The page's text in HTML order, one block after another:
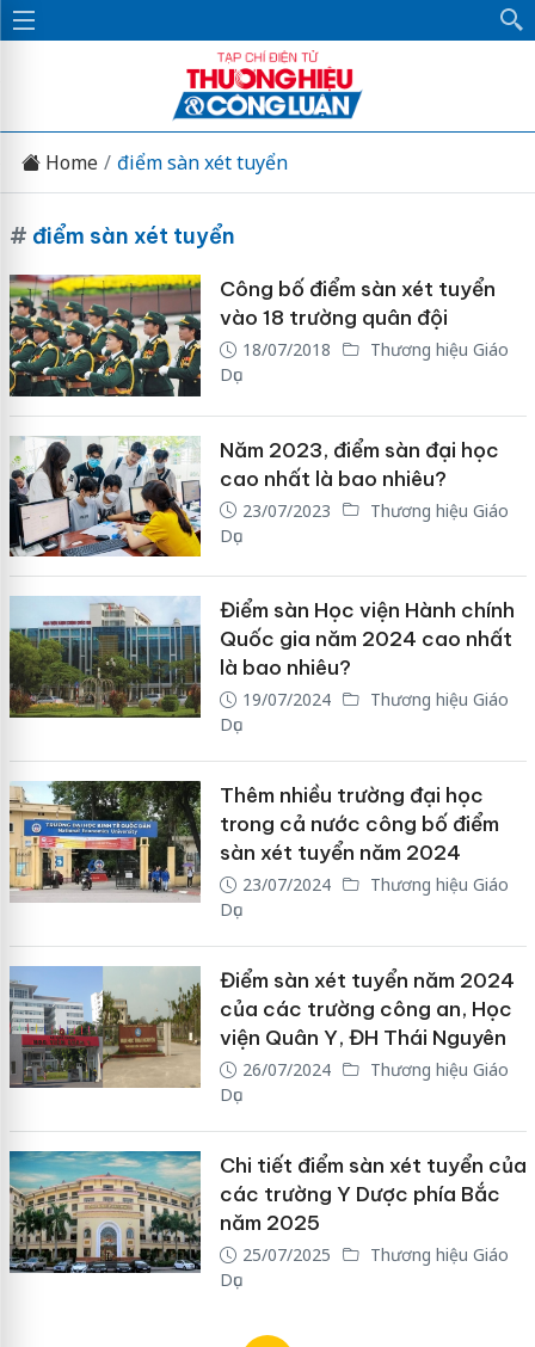
Home điểm sàn xét tuyển
# điểm sàn xét tuyển
Công bố điểm sàn xét tuyển
vào 18 trường quân đội
18/07/2018
Thương hiệu Giáo
Dục
Năm 2023, điểm sàn đại học
cao nhất là bao nhiêu?
23/07/2023
Thương hiệu Giáo
Dục
Điểm sàn Học viện Hành chính
Quốc gia năm 2024 cao nhất
là bao nhiêu?
19/07/2024
Thương hiệu Giáo
Dục
Thêm nhiều trường đại học
trong cả nước công bố điểm
sàn xét tuyển năm 2024
23/07/2024
Thương hiệu Giáo
Dục
Điểm sàn xét tuyển năm 2024
của các trường công an, Học
viện Quân Y, ĐH Thái Nguyên
26/07/2024
Thương hiệu Giáo
Dục
Chi tiết điểm sàn xét tuyển của
các trường Y Dược phía Bắc
năm 2025
25/07/2025
Thương hiệu Giáo
Dục